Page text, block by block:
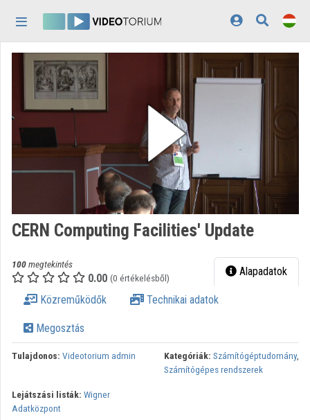
Kezdőlap
Bejelentkezés
Kategóriák
Lejátszási listák
Közreműködők
Megjelenés:
CERN Computing Facilities' Update
100megtekintés
0.00 (0 értékelésből) Alapadatok
Közreműködők Technikai adatok
Megosztás
Tulajdonos: Videotorium admin Kategóriák: Számítógéptudomány,
Számítógépes rendszerek
Lejátszási listák: Wigner
Adatközpont